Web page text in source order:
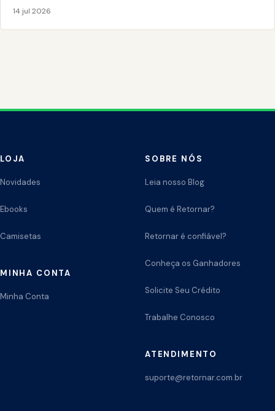
14 jul 2026
LOJA
Novidades
Ebooks
Camisetas
MINHA CONTA
Minha Conta
SOBRE NÓS
Leia nosso Blog
Quem é Retornar?
Retornar é confiável?
Conheça os Ganhadores
Solicite Seu Crédito
Trabalhe Conosco
ATENDIMENTO
suporte@retornar.com.br